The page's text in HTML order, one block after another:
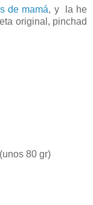
de mamá, y la he
original, pinchad
80 gr)